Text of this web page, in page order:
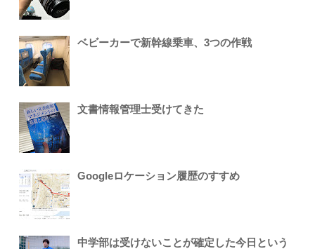
ベビーカーで新幹線乗車、3つの作戦
文書情報管理士受けてきた
Googleロケーション履歴のすすめ
中学部は受けないことが確定した今日という